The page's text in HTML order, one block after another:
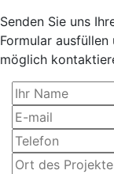
Senden Sie uns
Formular
möglich